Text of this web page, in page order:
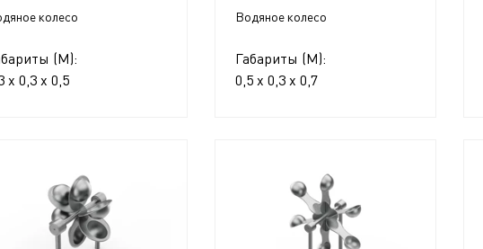
колесо
(М):
x 0,3 x 0,5
Водяное колесо
Габариты (М):
0,5 x 0,3 x 0,7